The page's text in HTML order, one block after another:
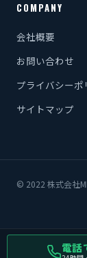
COMPANY
会社概要
お問い合わせ
プライバシーポ
サイトマップ
© 2022 株式会社
電話